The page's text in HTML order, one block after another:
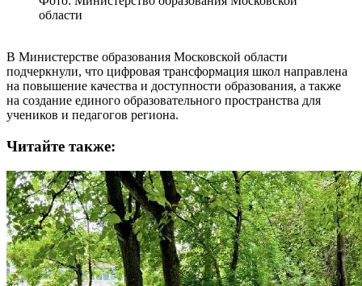
области
В Министерстве образования Московской области
подчеркнули, что цифровая трансформация школ направлена
на повышение качества и доступности образования, а также
на создание единого образовательного пространства для
учеников и педагогов региона.
Читайте также: